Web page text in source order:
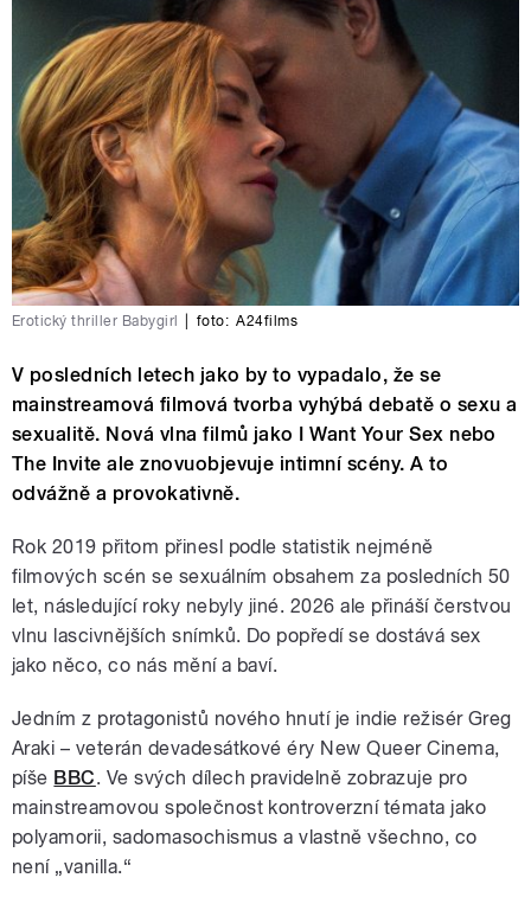
Erotický thriller Babygirl foto: A24films
V posledních letech jako by to vypadalo, že se
mainstreamová filmová tvorba vyhýbá debatě o sexu a
sexualitě. Nová vlna filmů jako I Want Your Sex nebo
The Invite ale znovuobjevuje intimní scény. A to
odvážně a provokativně.
Rok 2019 přitom přinesl podle statistik nejméně
filmových scén se sexuálním obsahem za posledních 50
let, následující roky nebyly jiné. 2026 ale přináší čerstvou
vlnu lascivnějších snímků. Do popředí se dostává sex
jako něco, co nás mění a baví.
Jedním z protagonistů nového hnutí je indie režisér Greg
Araki – veterán devadesátkové éry New Queer Cinema,
píše BBC. Ve svých dílech pravidelně zobrazuje pro
mainstreamovou společnost kontroverzní témata jako
polyamorii, sadomasochismus a vlastně všechno, co
není „vanilla.“